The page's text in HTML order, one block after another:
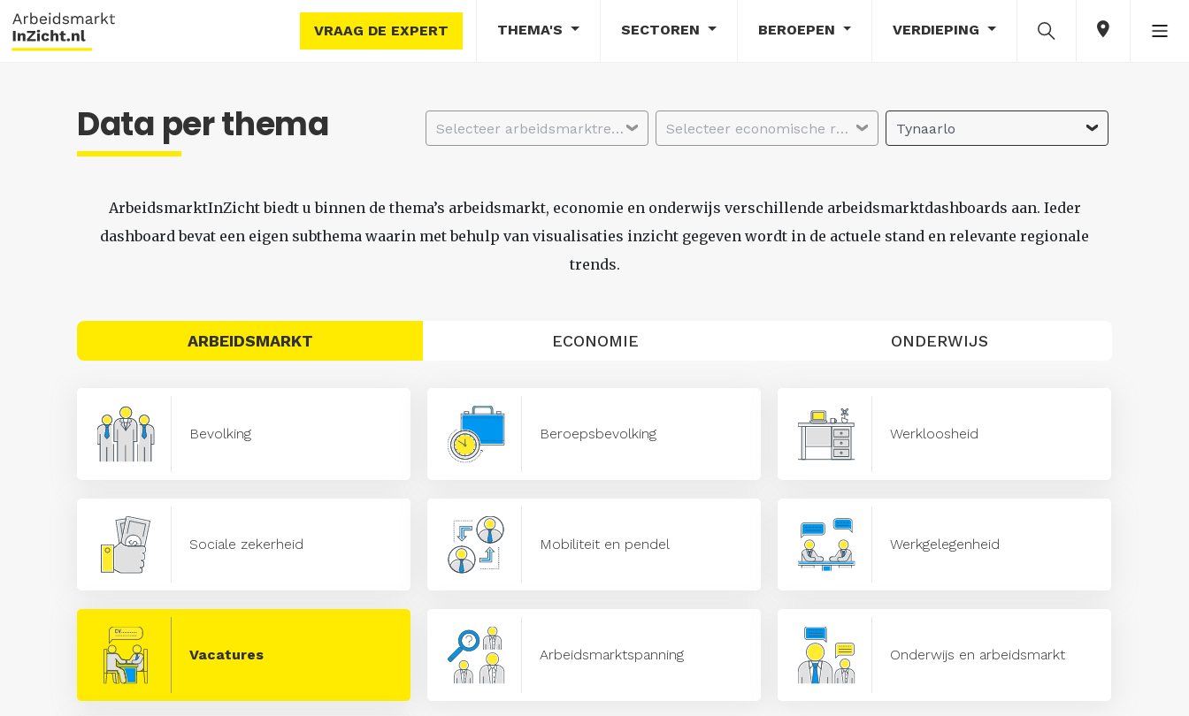
VRAAG DE EXPERT THEMA'S SECTOREN BEROEPEN VERDIEPING
Data per thema Selecteer arbeidsmarktregio Selecteer economische regio Tynaarlo
ArbeidsmarktInZicht biedt u binnen de thema’s arbeidsmarkt, economie en onderwijs verschillende arbeidsmarktdashboards aan. Ieder
dashboard bevat een eigen subthema waarin met behulp van visualisaties inzicht gegeven wordt in de actuele stand en relevante regionale
trends.
ARBEIDSMARKT ECONOMIE ONDERWIJS
Bevolking Beroepsbevolking Werkloosheid
Sociale zekerheid Mobiliteit en pendel Werkgelegenheid
Vacatures Arbeidsmarktspanning Onderwijs en arbeidsmarkt